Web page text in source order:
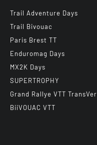
Trail Adventure Days
Trail Bivouac
Paris Brest TT
Enduromag Days
MX2K Days
SUPERTROPHY
Grand Rallye VTT
BiiVOUAC VTT